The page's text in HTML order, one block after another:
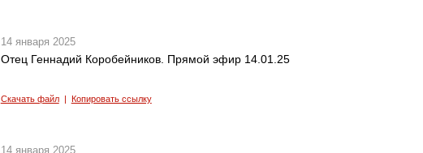
14 января 2025
Отец Геннадий Коробейников. Прямой эфир 14.01.25
Скачать файл| Копировать ссылку
14 января 2025